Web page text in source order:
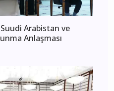
Arabistan ve
Anlaşması